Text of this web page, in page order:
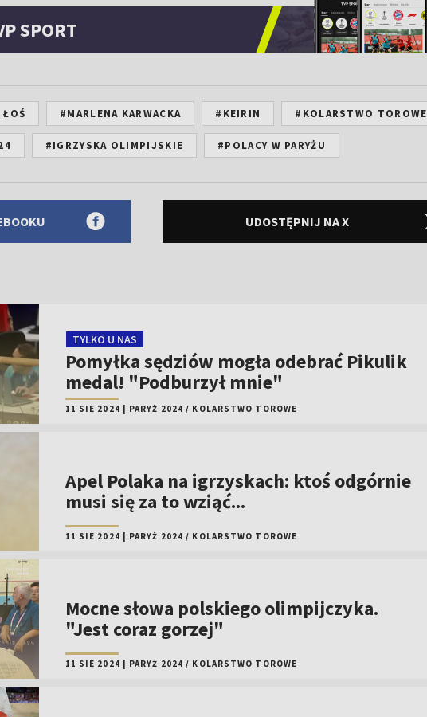
SPORT
ŁOŚ #MARLENA KARWACKA #KEIRIN #KOLARSTWO TOROWE
#IGRZYSKA OLIMPIJSKIE #POLACY W PARYŻU
UDOSTĘPNIJ NA X
TYLKO U NAS
Pomyłka sędziów mogła odebrać Pikulik
medal! "Podburzył mnie"
11 SIE 2024 PARYŻ 2024 / KOLARSTWO TOROWE
Apel Polaka na igrzyskach: ktoś odgórnie
musi się za to wziąć...
11 SIE 2024 PARYŻ 2024 / KOLARSTWO TOROWE
Mocne słowa polskiego olimpijczyka.
"Jest coraz gorzej"
11 SIE 2024 PARYŻ 2024 / KOLARSTWO TOROWE